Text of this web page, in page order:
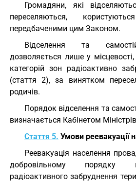
Громадяни, які
переселяються,
передбаченими цим Законом.
Відселення та
дозволяється лише у місцевості,
категорій зон радіоактивно
(стаття 2), за винятком
родичів.
Порядок відселення та
визначається Кабінетом
Стаття 5. Умови реевакуації
Реевакуація населення
добровільному порядку
радіоактивного забруднення